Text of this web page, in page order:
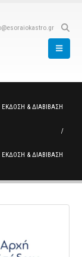
& ΔΙΑΒΊΒΑΣΗ
& ΔΙΑΒΊΒΑΣΗ